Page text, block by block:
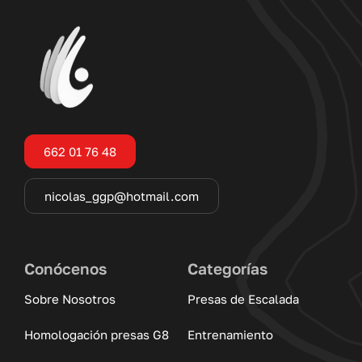
662 01 76 48
nicolas_ggp@hotmail.com
Conócenos
Sobre Nosotros
Homologación presas G8
Categorías
Presas de Escalada
Entrenamiento